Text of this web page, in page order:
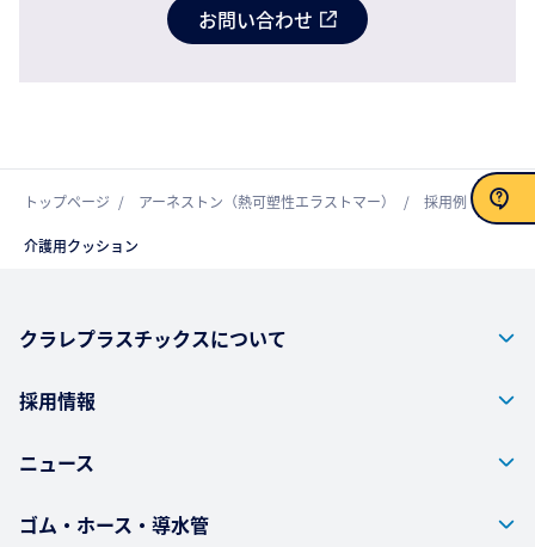
お問い合わせ
トップページ アーネストン（熱可塑性エラストマー） 採用例
介護用クッション
クラレプラスチックスについて
採用情報
ニュース
ゴム・ホース・導水管